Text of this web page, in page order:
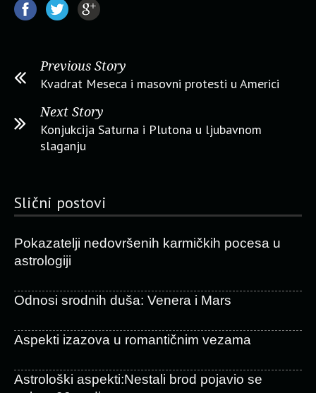
Previous Story
Kvadrat Meseca i masovni protesti u Americi
Next Story
Konjukcija Saturna i Plutona u ljubavnom
slaganju
Slični postovi
Pokazatelji nedovršenih karmičkih pocesa u
astrologiji
Odnosi srodnih duša: Venera i Mars
Aspekti izazova u romantičnim vezama
Astrološki aspekti:Nestali brod pojavio se